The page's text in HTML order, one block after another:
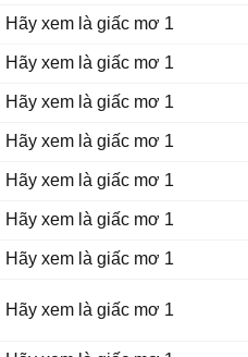
Hãy xem là giấc mơ 1
Hãy xem là giấc mơ 1
Hãy xem là giấc mơ 1
Hãy xem là giấc mơ 1
Hãy xem là giấc mơ 1
Hãy xem là giấc mơ 1
Hãy xem là giấc mơ 1
Hãy xem là giấc mơ 1